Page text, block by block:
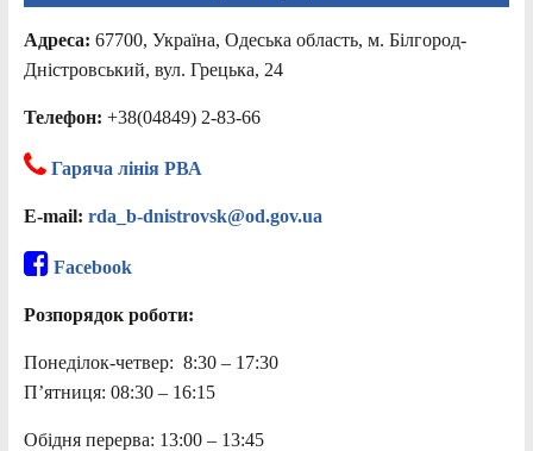
Адреса: 67700, Україна, Одеська область, м. Білгород-
Дністровський, вул. Грецька, 24
Телефон: +38(04849) 2-83-66
Гаряча лінія РВА
E-mail: rda_b-dnistrovsk@od.gov.ua
Facebook
Розпорядок роботи:
Понеділок-четвер: 8:30 – 17:30
П’ятниця: 08:30 – 16:15
Обідня перерва: 13:00 – 13:45